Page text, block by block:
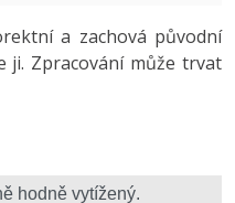
-10%
a zachová původní
ji. Zpracování může trvat